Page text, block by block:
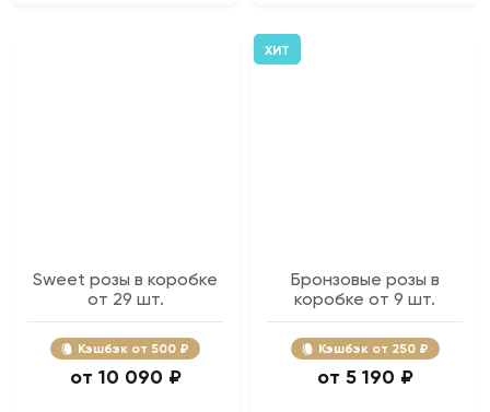
Sweet розы в коробке
от 29 шт.
Кэшбэк 500 ₽
10 090 ₽
ХИТ
Бронзовые розы в
коробке от 9 шт.
Кэшбэк 250 ₽
5 190 ₽